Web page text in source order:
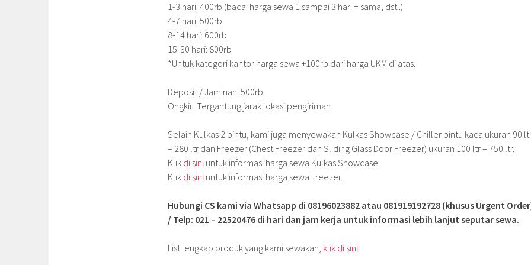
1-3 hari: 400rb (baca: harga sewa 1 sampai 3 hari = sama, dst..)
4-7 hari: 500rb
8-14 hari: 600rb
15-30 hari: 800rb
*Untuk kategori kantor harga sewa +100rb dari harga UKM di atas.
Deposit / Jaminan: 500rb
Ongkir: Tergantung jarak lokasi pengiriman.
Selain Kulkas 2 pintu, kami juga menyewakan Kulkas Showcase / Chiller pintu kaca ukuran 90
– 280 ltr dan Freezer (Chest Freezer dan Sliding Glass Door Freezer) ukuran 100 ltr – 750 ltr.
Klik di sini untuk informasi harga sewa Kulkas Showcase.
Klik di sini untuk informasi harga sewa Freezer.
Hubungi CS kami via Whatsapp di 08196023882 atau 081919192728 (khusus Urgent
/ Telp: 021 – 22520476 di hari dan jam kerja untuk informasi lebih lanjut seputar sewa.
List lengkap produk yang kami sewakan, klik di sini.